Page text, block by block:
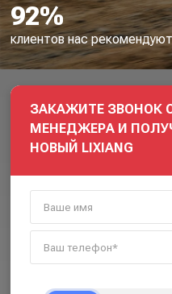
ЗАКАЖИТЕ ЗВОНОК
МЕНЕДЖЕРА И
НОВЫЙ LIXIANG
92%
клиентов нас рекомендуют